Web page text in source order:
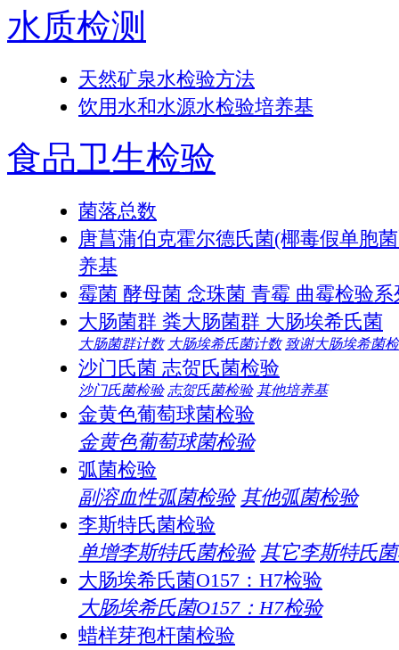
水质检测
天然矿泉水检验方法
饮用水和水源水检验培养基
食品卫生检验
菌落总数
唐菖蒲伯克霍尔德氏菌(椰毒假单胞
养基
霉菌 酵母菌 念珠菌 青霉 曲霉检验系
大肠菌群 粪大肠菌群 大肠埃希氏菌
大肠菌群计数 大肠埃希氏菌计数 致谢大肠埃希菌
沙门氏菌 志贺氏菌检验
沙门氏菌检验 志贺氏菌检验 其他培养基
金黄色葡萄球菌检验
金黄色葡萄球菌检验
弧菌检验
副溶血性弧菌检验 其他弧菌检验
李斯特氏菌检验
单增李斯特氏菌检验 其它李斯特氏
大肠埃希氏菌O157：H7检验
大肠埃希氏菌O157：H7检验
蜡样芽孢杆菌检验